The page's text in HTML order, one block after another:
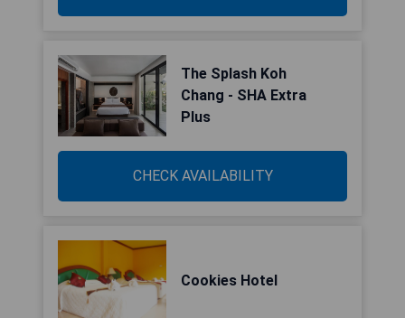
The Splash Koh
Chang - SHA Extra
Plus
CHECK AVAILABILITY
Cookies Hotel